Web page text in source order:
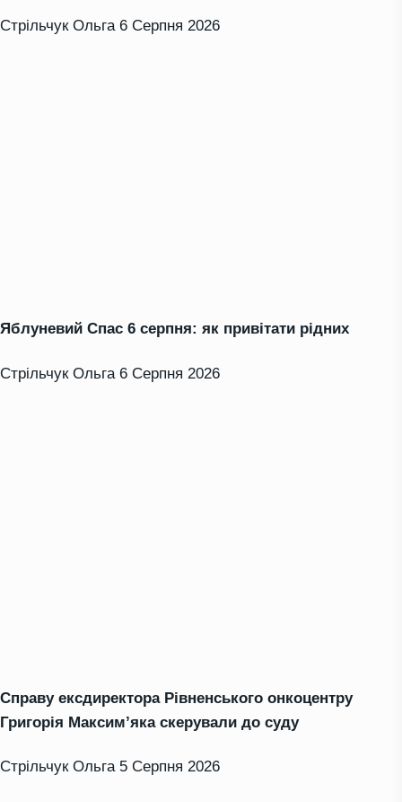
Стрільчук Ольга 6 Серпня 2026
Яблуневий Спас 6 серпня: як привітати рідних
Стрільчук Ольга 6 Серпня 2026
Справу ексдиректора Рівненського онкоцентру
Григорія Максим’яка скерували до суду
Стрільчук Ольга 5 Серпня 2026